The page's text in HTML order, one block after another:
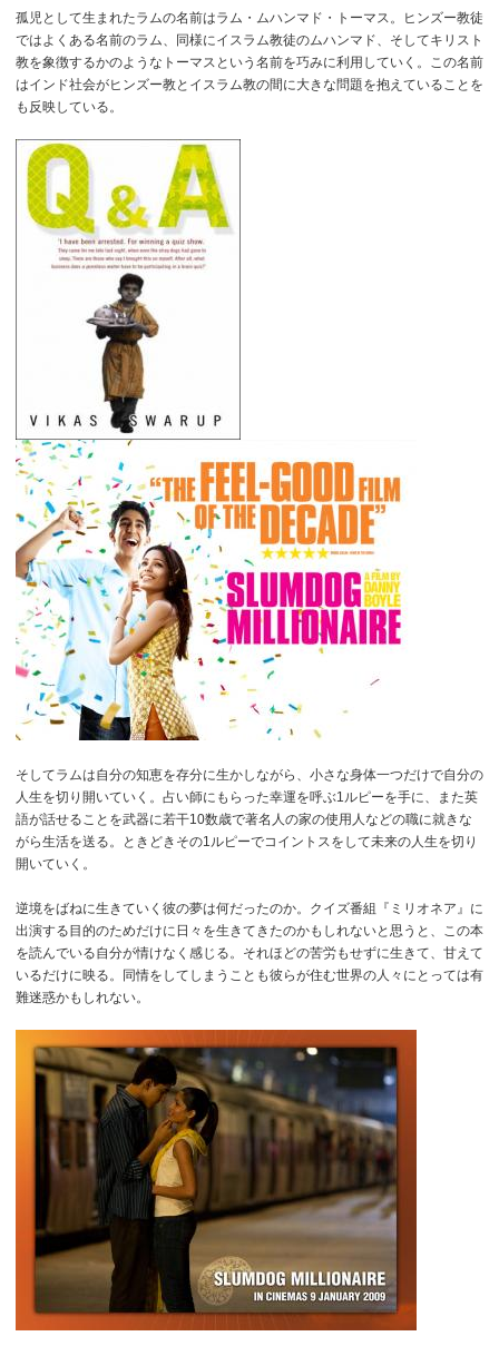
孤児として生まれたラムの名前はラム・ムハンマド・トーマス。ヒンズー教徒
ではよくある名前のラム、同様にイスラム教徒のムハンマド、そしてキリスト
教を象徴するかのようなトーマスという名前を巧みに利用していく。この名前
はインド社会がヒンズー教とイスラム教の間に大きな問題を抱えていることを
も反映している。
そしてラムは自分の知恵を存分に生かしながら、小さな身体一つだけで自分の
人生を切り開いていく。占い師にもらった幸運を呼ぶ1ルピーを手に、また英
語が話せることを武器に若干10数歳で著名人の家の使用人などの職に就きな
がら生活を送る。ときどきその1ルピーでコイントスをして未来の人生を切り
開いていく。
逆境をばねに生きていく彼の夢は何だったのか。クイズ番組『ミリオネア』に
出演する目的のためだけに日々を生きてきたのかもしれないと思うと、この本
を読んでいる自分が情けなく感じる。それほどの苦労もせずに生きて、甘えて
いるだけに映る。同情をしてしまうことも彼らが住む世界の人々にとっては有
難迷惑かもしれない。